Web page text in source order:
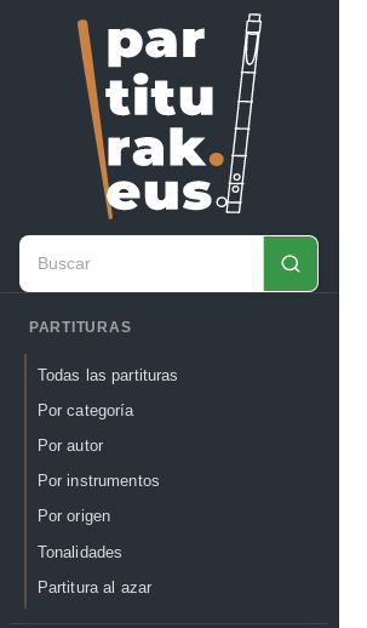
PARTITURAS
Todas las partituras
Por categoría
Por autor
Por instrumentos
Por origen
Tonalidades
Partitura al azar